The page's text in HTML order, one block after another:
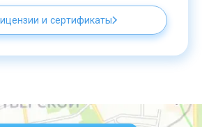
и сертификаты